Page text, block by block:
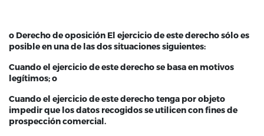
o Derecho de oposición El ejercicio de este derecho sólo es
posible en una de las dos situaciones siguientes:
Cuando el ejercicio de este derecho se basa en motivos
legítimos; o
Cuando el ejercicio de este derecho tenga por objeto
impedir que los datos recogidos se utilicen con fines de
prospección comercial.